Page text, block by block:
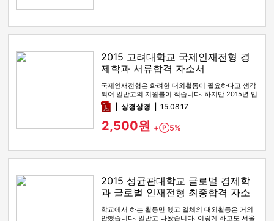
2015 고려대학교 국제인재전형 경
제학과 서류합격 자소서
국제인재전형은 화려한 대외활동이 필요하다고 생각
되어 일반고의 지원률이 적습니다. 하지만 2015년 입
시 때 고려대학교에서 한…
pdf상경상경 15.08.17
2,500원 + Point
5%
2015 성균관대학교 글로벌 경제학
과 글로벌 인재전형 최종합격 자소
서
학교에서 하는 활동만 했고 일체의 대외활동은 거의
안했습니다. 일반고 나왔습니다. 이렇게 하고도 서울